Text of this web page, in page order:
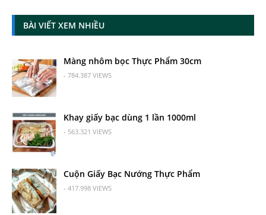
BÀI VIẾT XEM NHIỀU
Màng nhôm bọc Thực Phẩm 30cm
- 784.387 VIEWS
Khay giấy bạc dùng 1 lần 1000ml
- 563.321 VIEWS
Cuộn Giấy Bạc Nướng Thực Phẩm
- 417.998 VIEWS